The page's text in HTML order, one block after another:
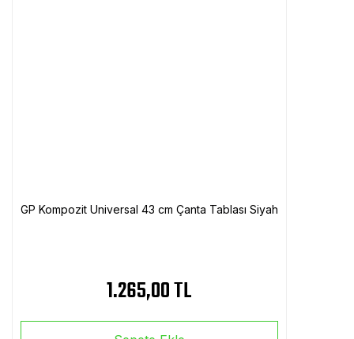
GP Kompozit Universal 43 cm Çanta Tablası Siyah
1.265,00 TL